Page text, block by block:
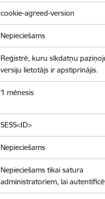
cookie-agreed-version
Nepieciešams
Reģistrē, kuru sīkdatņu
versiju lietotājs ir apstiprinājis.
1 mēnesis
SESS<ID>
Nepieciešams
Nepieciešams tikai satura
administratoriem, lai